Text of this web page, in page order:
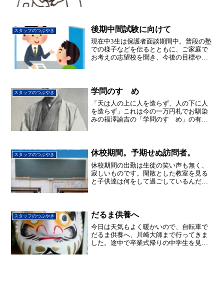
スタッフのつぶやき 後期中間試験に向けて
現在中3生は保護者面談期間中。普段の塾
での様子などを伝るとともに、ご家庭で
お考えの志望校を聞き、今後の目標や課
きます。中1生にとっ...
スタッフのつぶやき 学問のすゝめ
「天は人の上に人を造らず、人の下に人
を造らず」これは今の一万円札でお馴染
みの福澤諭吉の「学問のすゝめ」の有名
中津藩士として2...
スタッフのつぶやき 休校期間。予期せぬ訪問者。
休校期間の出勤は生徒の笑い声も無く、
寂しいものです。閑散とした教室を見る
と子供達は何をして過ごしているんだろ
うなので、次のドリルが欲...
スタッフのつぶやき だるま供養へ
今日は天気もよく暖かいので、自転車で
だるま供養へ、川崎大師まで行ってきま
した。途中で卒業式帰りの中学生を見か